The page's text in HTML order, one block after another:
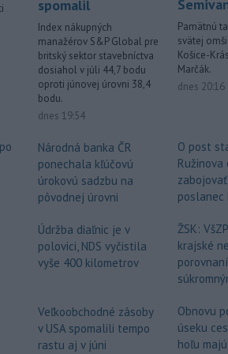
spomalil
Index nákupných
manažérov S&P Global pre
britský sektor stavebníctva
dosiahol v júli 44,7 bodu
oproti júnovej úrovni 38,4
bodu.
dnes 19:54
Národná banka ČR
ponechala kľúčovú
úrokovú sadzbu na
pôvodnej úrovni
Údržba diaľnic je v
polovici, NDS vyčistila
vyše 400 kilometrov
Veľkoobchodné zásoby
v USA spomalili tempo
rastu aj v júni
Pamätnú
svätej
Košice-
Marčák.
dnes 20:16
O post
Ružinova
poslanec
ŽSK:
krajské
Obnovu
úseku
hoľu